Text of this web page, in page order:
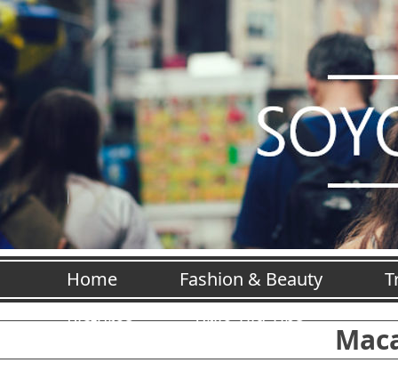
Home Fashion & Beauty
Pictures
Vrije Tijd Tips